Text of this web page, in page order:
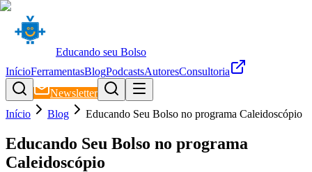
Educando seu Bolso
InícioFerramentasBlogPodcastsAutoresConsultoria
Newsletter
Início
Blog Educando Seu Bolso no programa Caleidoscópio
Educando Seu Bolso no programa
Caleidoscópio